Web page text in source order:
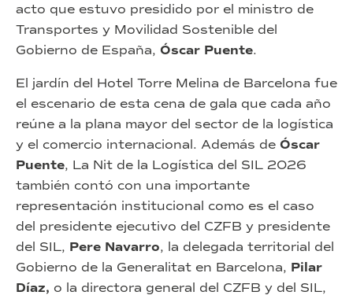
acto que estuvo presidido por el ministro de
Transportes y Movilidad Sostenible del
Gobierno de España, Óscar Puente.
El jardín del Hotel Torre Melina de Barcelona fue
el escenario de esta cena de gala que cada año
reúne a la plana mayor del sector de la logística
y el comercio internacional. Además de Óscar
Puente, La Nit de la Logística del SIL 2026
también contó con una importante
representación institucional como es el caso
del presidente ejecutivo del CZFB y presidente
del SIL, Pere Navarro, la delegada territorial del
Gobierno de la Generalitat en Barcelona, Pilar
Díaz, o la directora general del CZFB y del SIL,